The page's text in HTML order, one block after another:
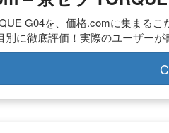
G04を、価格.comに集まる
別に徹底評価！実際のユーザー